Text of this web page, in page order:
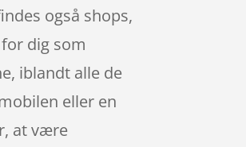
også shops,
dig som
iblandt alle de
eller en
at være